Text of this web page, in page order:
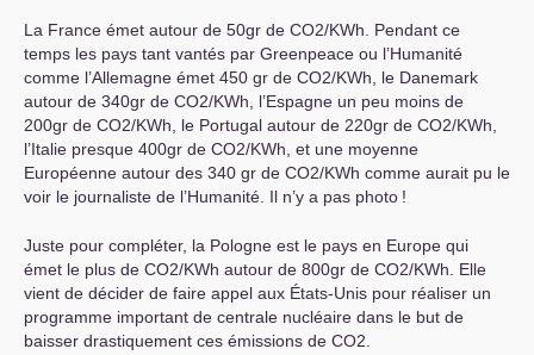
La France émet autour de 50gr de CO2/KWh. Pendant ce
temps les pays tant vantés par Greenpeace ou l’Humanité
comme l’Allemagne émet 450 gr de CO2/KWh, le Danemark
autour de 340gr de CO2/KWh, l’Espagne un peu moins de
200gr de CO2/KWh, le Portugal autour de 220gr de CO2/KWh,
l’Italie presque 400gr de CO2/KWh, et une moyenne
Européenne autour des 340 gr de CO2/KWh comme aurait pu le
voir le journaliste de l’Humanité. Il n’y a pas photo !
Juste pour compléter, la Pologne est le pays en Europe qui
émet le plus de CO2/KWh autour de 800gr de CO2/KWh. Elle
vient de décider de faire appel aux États-Unis pour réaliser un
programme important de centrale nucléaire dans le but de
baisser drastiquement ces émissions de CO2